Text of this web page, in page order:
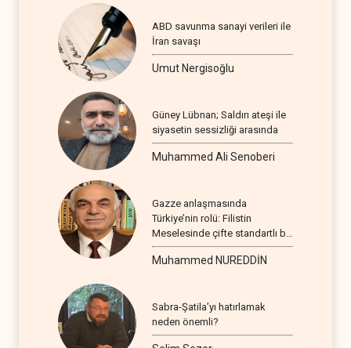
ABD savunma sanayi verileri ile
İran savaşı
Umut Nergisoğlu
Güney Lübnan; Saldırı ateşi ile
siyasetin sessizliği arasında
Muhammed Ali Senoberi
Gazze anlaşmasında
Türkiye’nin rolü: Filistin
Meselesinde çifte standartlı bir
seyir
Muhammed NUREDDİN
Sabra-Şatila’yı hatırlamak
neden önemli?